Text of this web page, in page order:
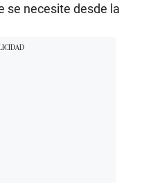
se necesite desde la